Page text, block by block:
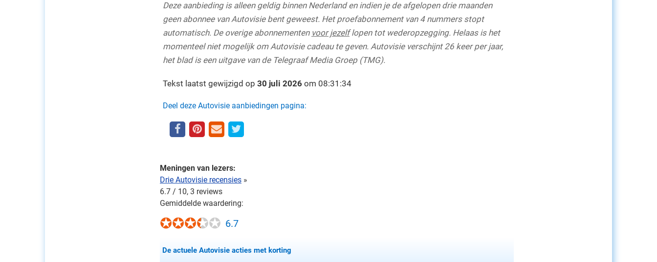
Deze aanbieding is alleen geldig binnen Nederland en indien je de afgelopen drie maanden
geen abonnee van Autovisie bent geweest. Het proefabonnement van 4 nummers stopt
automatisch. De overige abonnementen voor jezelflopen tot wederopzegging. Helaas is het
momenteel niet mogelijk om Autovisie cadeau te geven. Autovisie verschijnt 26 keer per jaar,
het blad is een uitgave van de Telegraaf Media Groep (TMG).
Tekst laatst gewijzigd op 30 juli 2026 om 08:31:34
Deel deze Autovisie aanbiedingen pagina:
Meningen van lezers:
Drie Autovisie recensies »
6.7 / 10, 3 reviews
Gemiddelde waardering:
6.7
De actuele Autovisie acties met korting